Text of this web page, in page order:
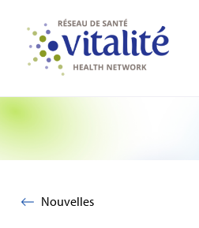
Nouvelles